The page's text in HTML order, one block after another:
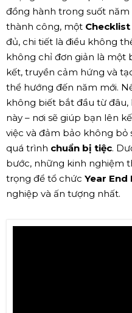
đồng hành trong suốt năm
thành công, một Checklist
đủ, chi tiết là điều không
không chỉ đơn giản là một
kết, truyền cảm hứng và
thể hướng đến năm mới.
không biết bắt đầu từ
này – nơi sẽ giúp bạn lên
việc và đảm bảo không
quá trình chuẩn bị tiệc.
bước, những kinh nghiệm
trọng để tổ chức Year End
nghiệp và ấn tượng nhất.